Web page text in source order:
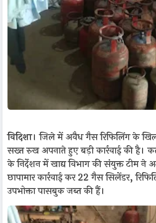
विदिशा। जिले में अवैध गैस रिफिलिंग के
सख्त रुख अपनाते हुए बड़ी कार्रवाई की है।
के निर्देशन में खाद्य विभाग की संयुक्त टीम ने
छापामार कार्रवाई कर 22 गैस सिलेंडर,
उपभोक्ता पासबुक जब्त की हैं।